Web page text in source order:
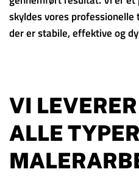
skyldes vores
der er stabile, effektive og
VI
ALLE TYPER